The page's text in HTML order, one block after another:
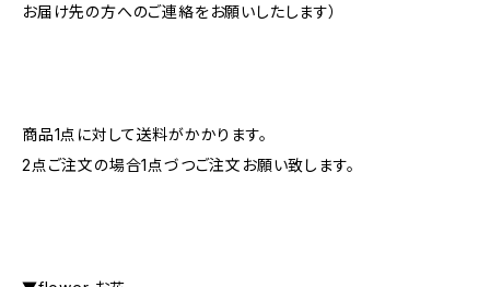
お届け先の方へのご連絡をお願いしたします）
商品1点に対して送料がかかります。
2点ご注文の場合1点づつご注文お願い致します。